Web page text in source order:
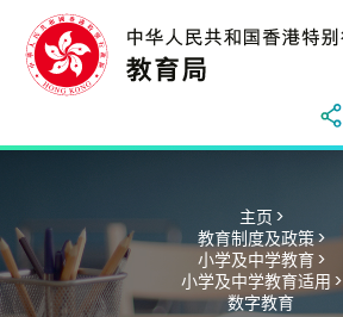
主页 >
教育制度及政策 >
小学及中学教育 >
小学及中学教育适用 >
数字教育